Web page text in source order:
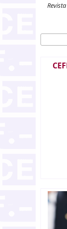
Buscar